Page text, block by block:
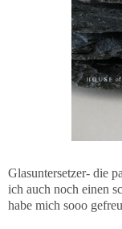
Glasuntersetzer- die
ich auch noch einen
habe mich sooo